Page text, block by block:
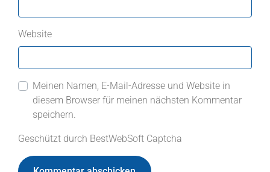
Website
Meinen Namen, E-Mail-Adresse und Website in
diesem Browser für meinen nächsten Kommentar
speichern.
Geschützt durch BestWebSoft Captcha